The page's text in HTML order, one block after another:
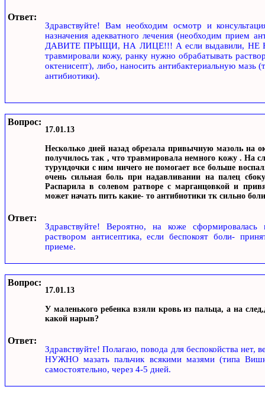
Ответ:
Здравствуйте! Вам необходим осмотр и
назначения адекватного лечения (необходим
ДАВИТЕ ПРЫЩИ, НА ЛИЦЕ!!! А если выдавили,
травмировали кожу, ранку нужно обрабатывать
октенисепт), либо, наносить антибактериальную мазь
антибиотики).
Вопрос:
17.01.13
Несколько дней назад обрезала привычную мазоль на
получилось так , что травмировала немного кожу . На
турундочки с ним ничего не помогает все больше
очень сильная боль при надавливании на палец
Распарила в солевом ратворе с марганцовкой и
может начать пить какие- то антибиотики тк сильно
Ответ:
Здравствуйте! Вероятно, на коже
раствором антисептика, если беспокоят боли-
приеме.
Вопрос:
17.01.13
У маленького ребенка взяли кровь из пальца, а на
какой нарыв?
Ответ:
Здравствуйте! Полагаю, повода для беспокойства нет,
НУЖНО мазать пальчик всякими мазями (типа
самостоятельно, через 4-5 дней.